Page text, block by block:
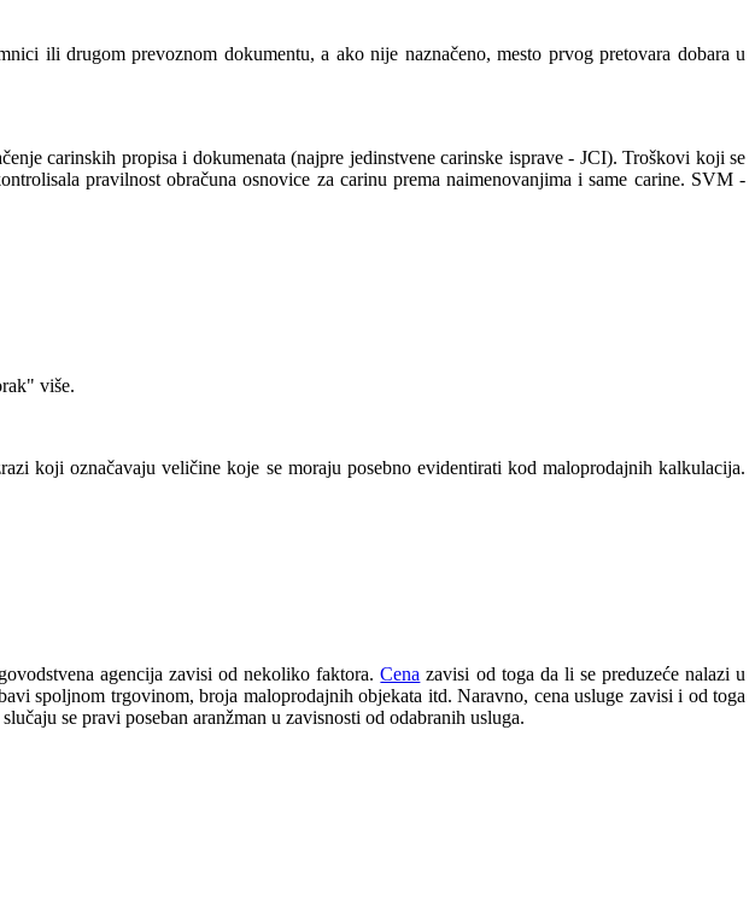
ili drugom prevoznom dokumentu, a ako nije naznačeno, mesto prvog pretovara dobara u
carinskih propisa i dokumenata (najpre jedinstvene carinske isprave - JCI). Troškovi koji se
pravilnost obračuna osnovice za carinu prema naimenovanjima i same carine. SVM -
više.
koji označavaju veličine koje se moraju posebno evidentirati kod maloprodajnih kalkulacija.
agencija zavisi od nekoliko faktora.Cena zavisi od toga da li se preduzeće nalazi u
spoljnom trgovinom, broja maloprodajnih objekata itd. Naravno, cena usluge zavisi i od toga
se pravi poseban aranžman u zavisnosti od odabranih usluga.